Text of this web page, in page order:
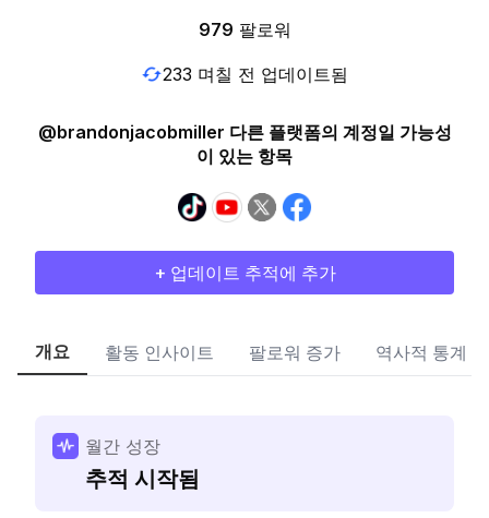
979 팔로워
233 며칠 전 업데이트됨
@brandonjacobmiller 다른 플랫폼의 계정일 가능성
이 있는 항목
+ 업데이트 추적에 추가
개요 활동 인사이트 팔로워 증가 역사적 통계
월간 성장
추적 시작됨